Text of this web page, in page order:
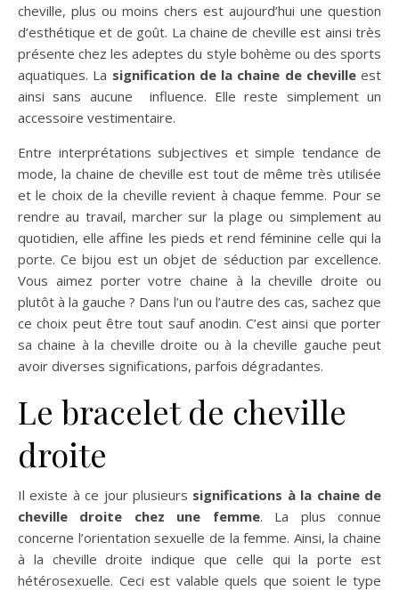
cheville, plus ou moins chers est aujourd’hui une question
d’esthétique et de goût. La chaine de cheville est ainsi très
présente chez les adeptes du style bohème ou des sports
aquatiques. La signification de la chaine de cheville est
ainsi sans aucune influence. Elle reste simplement un
accessoire vestimentaire.
Entre interprétations subjectives et simple tendance de
mode, la chaine de cheville est tout de même très utilisée
et le choix de la cheville revient à chaque femme. Pour se
rendre au travail, marcher sur la plage ou simplement au
quotidien, elle affine les pieds et rend féminine celle qui la
porte. Ce bijou est un objet de séduction par excellence.
Vous aimez porter votre chaine à la cheville droite ou
plutôt à la gauche ? Dans l’un ou l’autre des cas, sachez que
ce choix peut être tout sauf anodin. C’est ainsi que porter
sa chaine à la cheville droite ou à la cheville gauche peut
avoir diverses significations, parfois dégradantes.
Le bracelet de cheville
droite
Il existe à ce jour plusieurs significations à la chaine de
cheville droite chez une femme. La plus connue
concerne l’orientation sexuelle de la femme. Ainsi, la chaine
à la cheville droite indique que celle qui la porte est
hétérosexuelle. Ceci est valable quels que soient le type